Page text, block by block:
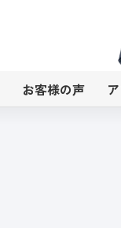
お客様の声